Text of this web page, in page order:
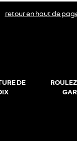
retour en haut de
DE